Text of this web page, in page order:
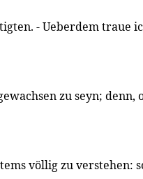
- Ueberdem traue
zu seyn; denn,
völlig zu verstehen: